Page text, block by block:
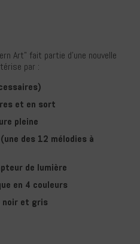
Art" fait partie d'une nouvelle
par :
et en sort
pleine
des 12 mélodies à
de lumière
en 4 couleurs
noir et gris